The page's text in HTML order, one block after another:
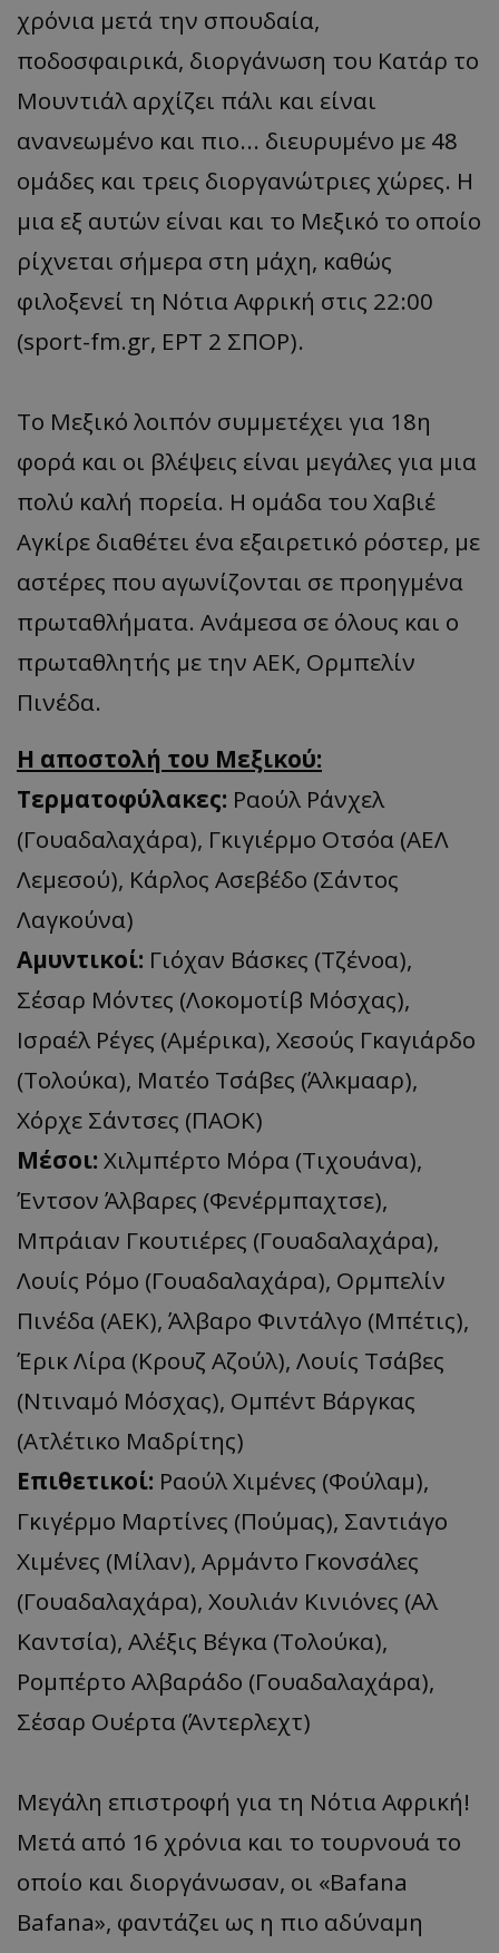
χρόνια μετά την σπουδαία,
ποδοσφαιρικά, διοργάνωση του Κατάρ το
Μουντιάλ αρχίζει πάλι και είναι
ανανεωμένο και πιο... διευρυμένο με 48
ομάδες και τρεις διοργανώτριες χώρες. Η
μια εξ αυτών είναι και το Μεξικό το οποίο
ρίχνεται σήμερα στη μάχη, καθώς
φιλοξενεί τη Νότια Αφρική στις 22:00
(sport-fm.gr, ΕΡΤ 2 ΣΠΟΡ).
To Mεξικό λοιπόν συμμετέχει για 18η
φορά και οι βλέψεις είναι μεγάλες για μια
πολύ καλή πορεία. Η ομάδα του Χαβιέ
Αγκίρε διαθέτει ένα εξαιρετικό ρόστερ, με
αστέρες που αγωνίζονται σε προηγμένα
πρωταθλήματα. Ανάμεσα σε όλους και ο
πρωταθλητής με την ΑΕΚ, Ορμπελίν
Πινέδα.
Η αποστολή του Μεξικού:
Τερματοφύλακες: Ραούλ Ράνχελ
(Γουαδαλαχάρα), Γκιγιέρμο Οτσόα (ΑΕΛ
Λεμεσού), Κάρλος Ασεβέδο (Σάντος
Λαγκούνα)
Αμυντικοί: Γιόχαν Βάσκες (Τζένοα),
Σέσαρ Μόντες (Λοκομοτίβ Μόσχας),
Ισραέλ Ρέγες (Αμέρικα), Χεσούς Γκαγιάρδο
(Τολούκα), Ματέο Τσάβες (Άλκμααρ),
Χόρχε Σάντσες (ΠΑΟΚ)
Μέσοι: Χιλμπέρτο Μόρα (Τιχουάνα),
Έντσον Άλβαρες (Φενέρμπαχτσε),
Μπράιαν Γκουτιέρες (Γουαδαλαχάρα),
Λουίς Ρόμο (Γουαδαλαχάρα), Ορμπελίν
Πινέδα (ΑΕΚ), Άλβαρο Φιντάλγο (Μπέτις),
Έρικ Λίρα (Κρουζ Αζούλ), Λουίς Τσάβες
(Ντιναμό Μόσχας), Ομπέντ Βάργκας
(Ατλέτικο Μαδρίτης)
Επιθετικοί: Ραούλ Χιμένες (Φούλαμ),
Γκιγέρμο Μαρτίνες (Πούμας), Σαντιάγο
Χιμένες (Μίλαν), Αρμάντο Γκονσάλες
(Γουαδαλαχάρα), Χουλιάν Κινιόνες (Αλ
Καντσία), Αλέξις Βέγκα (Τολούκα),
Ρομπέρτο Αλβαράδο (Γουαδαλαχάρα),
Σέσαρ Ουέρτα (Άντερλεχτ)
Μεγάλη επιστροφή για τη Νότια Αφρική!
Μετά από 16 χρόνια και το τουρνουά το
οποίο και διοργάνωσαν, οι «Bafana
Bafana», φαντάζει ως η πιο αδύναμη